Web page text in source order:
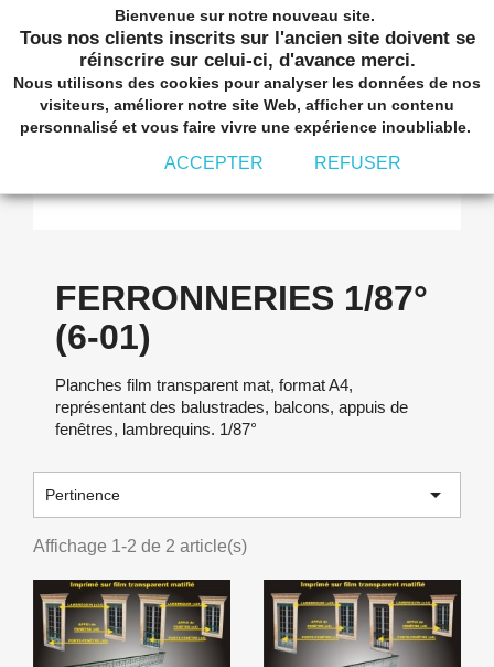
 shopping_cart

FERRONNERIES 1/87° (6-01)
FERRONNERIES 1/87°
(6-01)
Planches film transparent mat, format A4,
représentant des balustrades, balcons, appuis de
fenêtres, lambrequins. 1/87°
Pertinence 
Affichage 1-2 de 2 article(s)
Bienvenue sur notre nouveau site.
Tous nos clients inscrits sur l'ancien site doivent se
réinscrire sur celui-ci, d'avance merci.
Nous utilisons des cookies pour analyser les données de nos
visiteurs, améliorer notre site Web, afficher un contenu
personnalisé et vous faire vivre une expérience inoubliable.
ACCEPTER REFUSER